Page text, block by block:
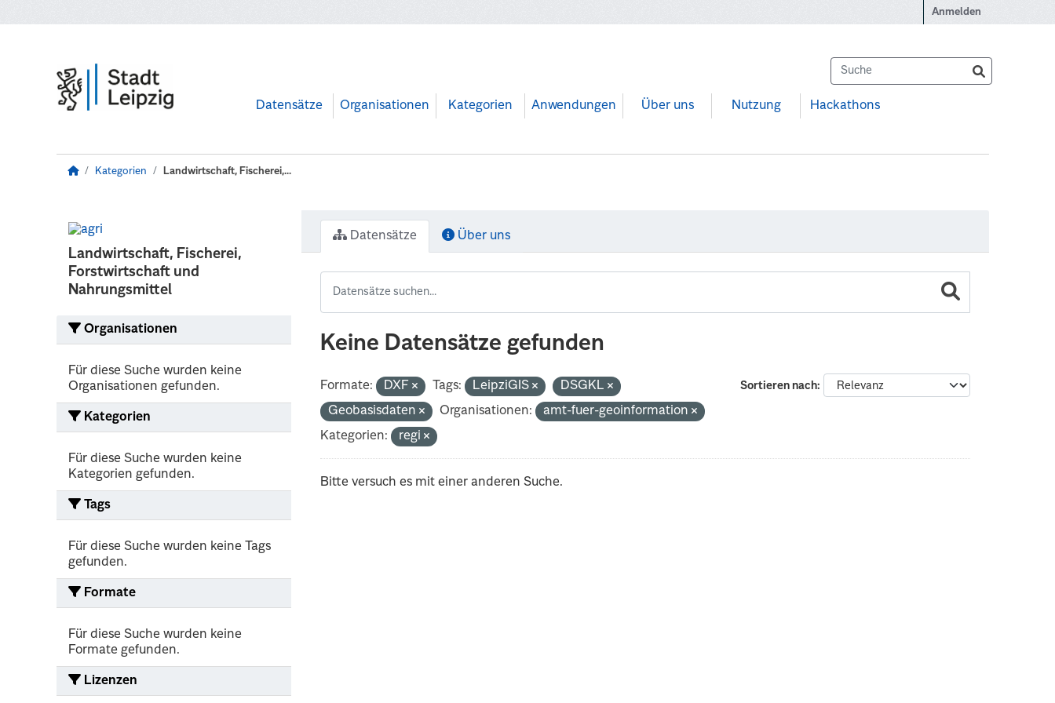
Anmelden
Datensätze Organisationen Kategorien Anwendungen Über uns Nutzung Hackathons
Kategorien Landwirtschaft, Fischerei,...
Landwirtschaft, Fischerei,
Forstwirtschaft und
Nahrungsmittel
Organisationen
Für diese Suche wurden keine
Organisationen gefunden.
Kategorien
Für diese Suche wurden keine
Kategorien gefunden.
Tags
Für diese Suche wurden keine Tags
gefunden.
Formate
Für diese Suche wurden keine
Formate gefunden.
Lizenzen
Datensätze Über uns
Keine Datensätze gefunden
Sortieren nach
Formate: DXF Tags: LeipziGIS
DSGKL
Geobasisdaten
Organisationen:
amt-fuer-geoinformation
Kategorien:
regi
Bitte versuch es mit einer anderen Suche.